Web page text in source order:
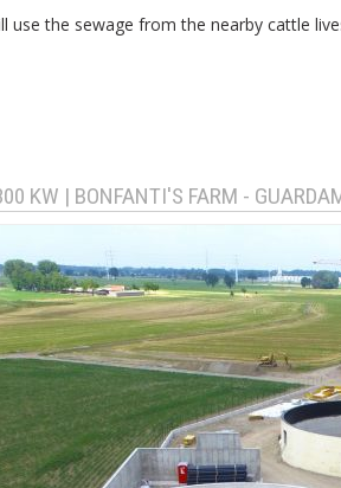
use the sewage from the nearby cattle
KW | BONFANTI'S FARM -